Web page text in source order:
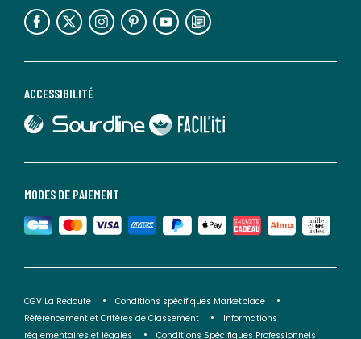
MODES DE PAIEMENT
ACCESSIBILITÉ
lien vers Sourdline
lien vers Faciliti
lien vers l'espace réseaux sociaux lien vers l'espace réseaux sociaux lien vers l'espace réseaux sociaux lien vers l'espace réseaux sociaux lien vers l'espace réseaux sociaux lien vers le blog la redoute
CGV La Redoute
Conditions spécifiques Marketplace
Référencement et Critères de Classement
Informations
réglementaires et légales
Conditions Spécifiques Professionnels